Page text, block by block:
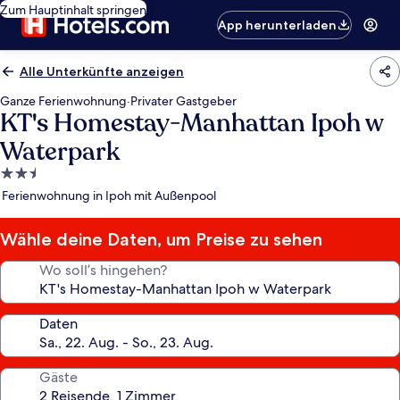
Zum Hauptinhalt springen
App herunterladen
Alle Unterkünfte anzeigen
Ganze Ferienwohnung·Privater Gastgeber
KT's Homestay-Manhattan Ipoh w
Waterpark
2.5-
Sterne-
Ferienwohnung in Ipoh mit Außenpool
Wähle deine Daten, um Preise zu sehen
Wo soll’s hingehen?
Daten
Gäste